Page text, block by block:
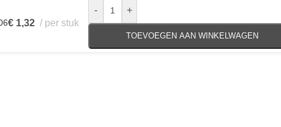
€ 1,32 per stuk
- +
TOEVOEGEN AAN WINKELWAGEN